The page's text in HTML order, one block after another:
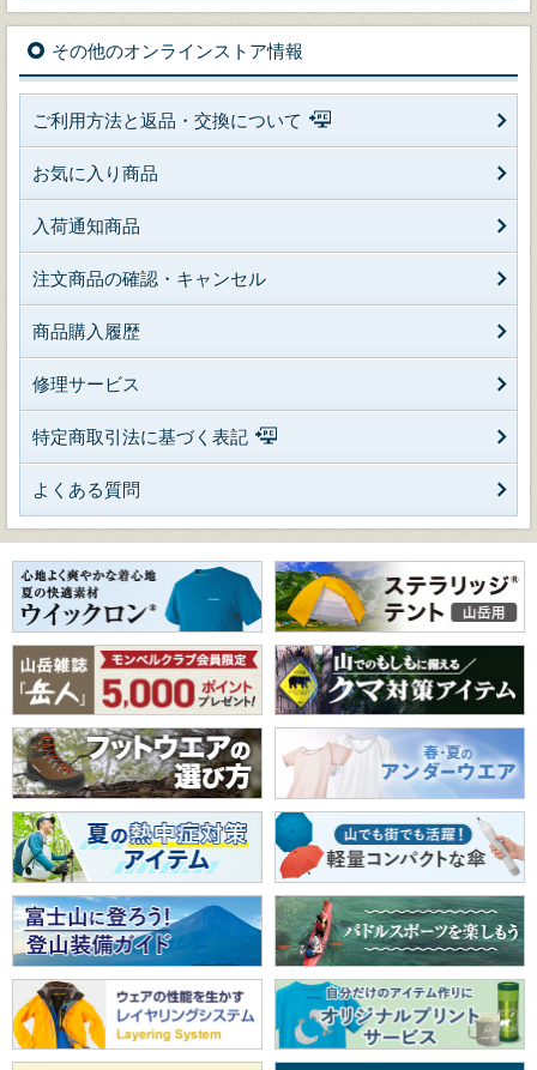
その他のオンラインストア情報
ご利用方法と返品・交換について
お気に入り商品
入荷通知商品
注文商品の確認・キャンセル
商品購入履歴
修理サービス
特定商取引法に基づく表記
よくある質問